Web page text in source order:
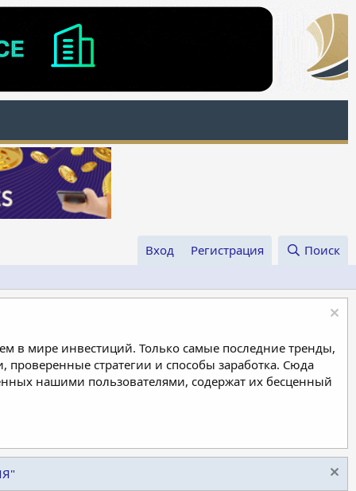
Вход Регистрация Поиск
в мире инвестиций. Только самые последние тренды,
стратегии и способы заработка. Сюда
нашими пользователями, содержат их бесценный